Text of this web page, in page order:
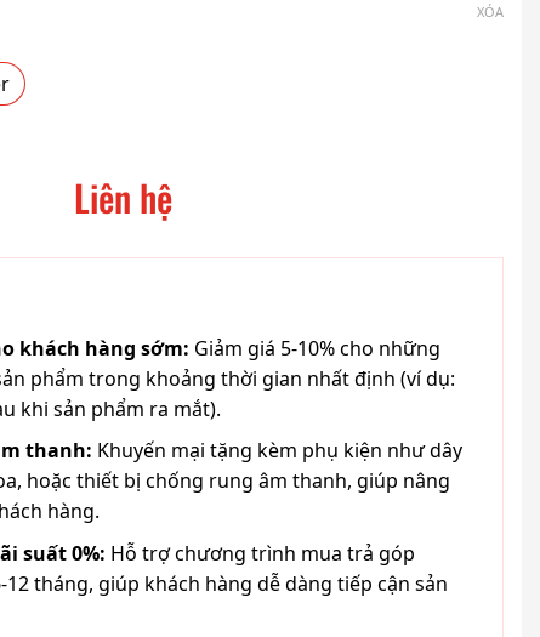
XÓA
Liên hệ
khách hàng sớm: Giảm giá 5-10% cho những
phẩm trong khoảng thời gian nhất định (ví dụ:
khi sản phẩm ra mắt).
thanh: Khuyến mại tặng kèm phụ kiện như dây
hoặc thiết bị chống rung âm thanh, giúp nâng
hàng.
suất 0%: Hỗ trợ chương trình mua trả góp
tháng, giúp khách hàng dễ dàng tiếp cận sản